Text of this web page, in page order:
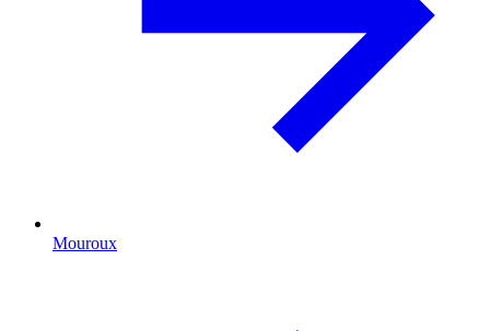
Mouroux